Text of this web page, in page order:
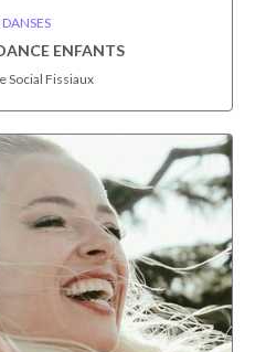
DANSES
ENFANTS
Social Fissiaux